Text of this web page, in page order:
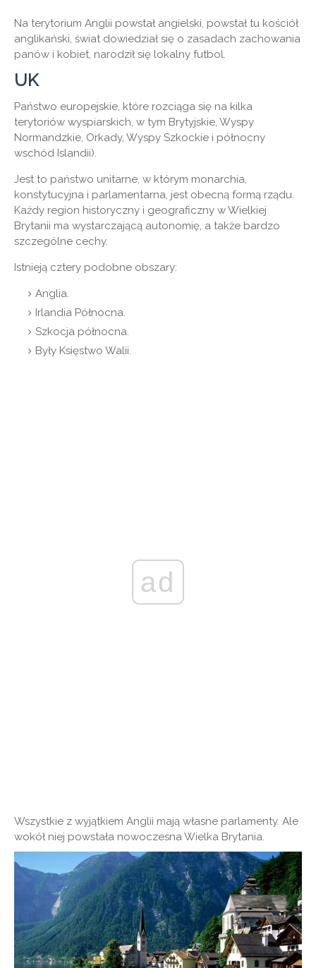
Na terytorium Anglii powstał angielski, powstał tu kościół
anglikański, świat dowiedział się o zasadach zachowania
panów i kobiet, narodził się lokalny futbol.
UK
Państwo europejskie, które rozciąga się na kilka
terytoriów wyspiarskich, w tym Brytyjskie, Wyspy
Normandzkie, Orkady, Wyspy Szkockie i północny
wschód Islandii).
Jest to państwo unitarne, w którym monarchia,
konstytucyjna i parlamentarna, jest obecną formą rządu.
Każdy region historyczny i geograficzny w Wielkiej
Brytanii ma wystarczającą autonomię, a także bardzo
szczególne cechy.
Istnieją cztery podobne obszary:
Anglia.
Irlandia Północna.
Szkocja północna.
Były Księstwo Walii.
ad
Wszystkie z wyjątkiem Anglii mają własne parlamenty. Ale
wokół niej powstała nowoczesna Wielka Brytania.